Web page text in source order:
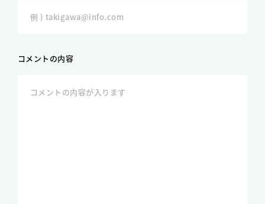
コメントの内容